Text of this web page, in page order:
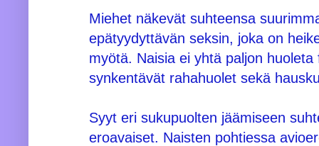
Miehet näkevät suhteensa
epätyydyttävän seksin, joka on
myötä. Naisia ei yhtä paljon
synkentävät rahahuolet sekä
Syyt eri sukupuolten jäämiseen
eroavaiset. Naisten pohtiessa